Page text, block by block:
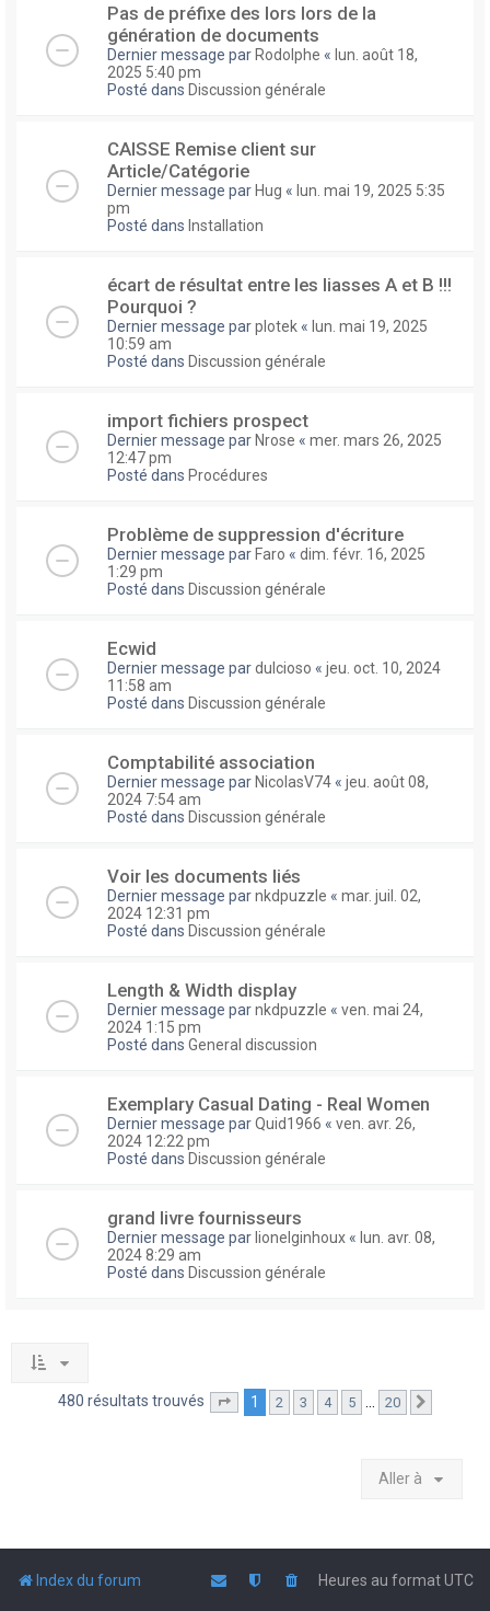
Pas de préfixe des lors lors de la
génération de documents
Dernier message par Rodolphe « lun. août 18,
2025 5:40 pm
Posté dans Discussion générale
CAISSE Remise client sur
Article/Catégorie
Dernier message par Hug « lun. mai 19, 2025 5:35
pm
Posté dans Installation
écart de résultat entre les liasses A et B !!!
Pourquoi ?
Dernier message parplotek « lun. mai 19, 2025
10:59 am
Posté dans Discussion générale
import fichiers prospect
Dernier message par Nrose « mer. mars 26, 2025
12:47 pm
Posté dans Procédures
Problème de suppression d'écriture
Dernier message par Faro « dim. févr. 16, 2025
1:29 pm
Posté dans Discussion générale
Ecwid
Dernier message pardulcioso « jeu. oct. 10, 2024
11:58 am
Posté dans Discussion générale
Comptabilité association
Dernier message par NicolasV74 « jeu. août 08,
2024 7:54 am
Posté dans Discussion générale
Voir les documents liés
Dernier message parnkdpuzzle « mar. juil. 02,
2024 12:31 pm
Posté dans Discussion générale
Length & Width display
Dernier message parnkdpuzzle « ven. mai 24,
2024 1:15 pm
Posté dans General discussion
Exemplary Сasual Dating - Real Women
Dernier message parQuid1966 « ven. avr. 26,
2024 12:22 pm
Posté dans Discussion générale
grand livre fournisseurs
Dernier message par lionelginhoux « lun. avr. 08,
2024 8:29 am
Posté dans Discussion générale
480 résultats trouvés Page sur20
1 2 3 4 5 … 20
Aller à
Index du forum Heures au formatUTC